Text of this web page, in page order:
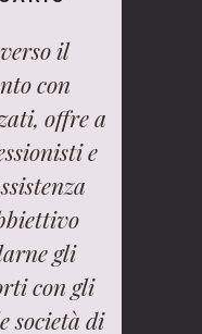
il
con
offre a
e
gli
con gli
società di